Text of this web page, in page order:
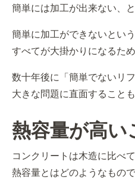
簡単には加工が出来ない、
簡単に加工ができないとい
すべてが大掛かりになるた
数十年後に「簡単でないリ
大きな問題に直面すること
熱容量が高
コンクリートは木造に比べ
熱容量とはどのようなもの